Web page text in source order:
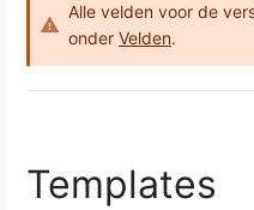
Alle velden voor de
onder Velden.
Templates